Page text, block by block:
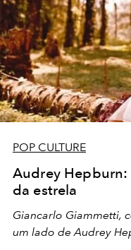
POP CULTURE
Audrey Hepburn:
da estrela
Giancarlo Giammetti,
um lado de Audrey